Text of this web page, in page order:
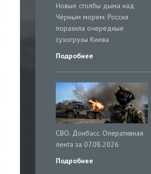
Новые столбы дыма над
Чёрным морем: Россия
поразила очередные
сухогрузы Киева
Подробнее
СВО. Донбасс. Оперативная
лента за 07.08.2026
Подробнее